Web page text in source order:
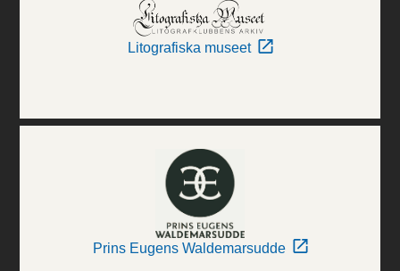
Litografiska museet
Prins Eugens Waldemarsudde